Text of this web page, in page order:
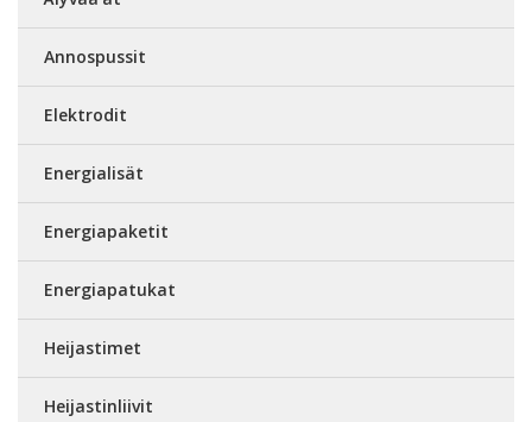
Annospussit
Elektrodit
Energialisät
Energiapaketit
Energiapatukat
Heijastimet
Heijastinliivit